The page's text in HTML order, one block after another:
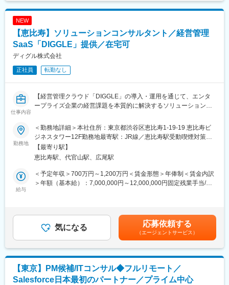
児休暇」や時短勤務の選択等、育児と仕事の両立支援をする制度
があります。また、産前産後休暇、育児休職は法に則った取得が
変更の範囲：無
NEW
【恵比寿】ソリューションコンサルタント／経営管理
SaaS「DIGGLE」提供／在宅可
ディグル株式会社
正社員 転勤なし
仕事内容
【経営管理クラウド「DIGGLE」の導入・運用を通じて、エンタ
ープライズ企業の経営課題を本質的に解決するソリューションコ
■業務概要
当社が開発・提供する経営管理SaaS「DIGGLE」を活用し、エン
タープライズ企業を中心とした顧客に対して、経営管理領域の課
題解決と業務高度化を支援していただきます。フィールドセール
スと連携し、経営管理体制の刷新や業務プロセス改善を主導し、
顧客の事業成長を後押しする役割です。
本ポジションは、フィールドセールスと連携し、エンタープライ
ズ企業の経営管理課題を解決へと導くコンサルタント集団です。
単なるプロダクト機能紹介に留まらず、顧客の経営・事業ニーズ
・課題抽出と戦略策定： 顧客ヒアリングを通じて潜在課題を特定
し、将来を見据えたシステム化・業務改革案を立案。
勤務地
＜勤務地詳細＞本社住所：東京都渋谷区恵比寿1-19-19 恵比寿ビ
ジネスタワー12F勤務地最寄駅：JR線／恵比寿駅受動喫煙対策：
屋内喫煙可能場所あり変更の範囲：無
【最寄り駅】
恵比寿駅、代官山駅、広尾駅
給与
＜予定年収＞700万円～1,200万円＜賃金形態＞年俸制＜賃金内訳
＞年額（基本給）：7,000,000円～12,000,000円固定残業手当/
業手当＞有＜給与補足＞※ご経験・スキルを考慮して決定いたしま
す。賃金はあくまでも目安の金額であり、選考を通じて上下する
可能性があります。月給(月額)は固定手当を含めた表記です。
気になる 応募依頼する
（エージェントサービス）
【東京】PM候補/ITコンサル◆フルリモート／
Salesforce日本最初のパートナー／プライム中心